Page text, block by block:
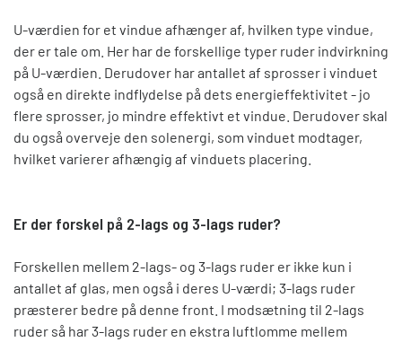
U-værdien for et vindue afhænger af, hvilken type vindue,
der er tale om. Her har de forskellige typer ruder indvirkning
på U-værdien. Derudover har antallet af sprosser i vinduet
også en direkte indflydelse på dets energieffektivitet - jo
flere sprosser, jo mindre effektivt et vindue. Derudover skal
du også overveje den solenergi, som vinduet modtager,
hvilket varierer afhængig af vinduets placering.
Er der forskel på 2-lags og 3-lags ruder?
Forskellen mellem 2-lags- og 3-lags ruder er ikke kun i
antallet af glas, men også i deres U-værdi; 3-lags ruder
præsterer bedre på denne front. I modsætning til 2-lags
ruder så har 3-lags ruder en ekstra luftlomme mellem